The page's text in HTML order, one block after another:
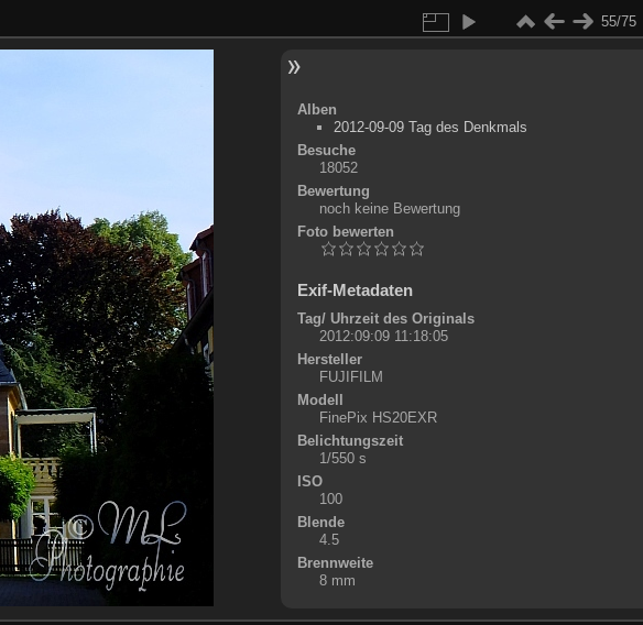
55/75
Alben
2012-09-09 Tag des Denkmals
Besuche
18052
Bewertung
noch keine Bewertung
Foto bewerten
Exif-Metadaten
Tag/ Uhrzeit des Originals
2012:09:09 11:18:05
Hersteller
FUJIFILM
Modell
FinePix HS20EXR
Belichtungszeit
1/550 s
ISO
100
Blende
4.5
Brennweite
8 mm